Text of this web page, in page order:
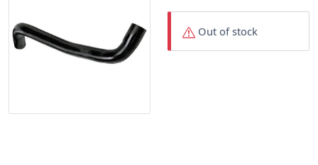
Out of stock